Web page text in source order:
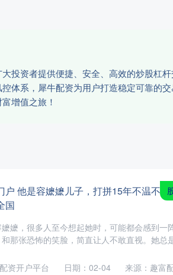
投资者提供便捷、安全、高效的炒股杠
体系，犀牛配资为用户打造稳定可靠的
增值之旅！
户 他是容嬷嬷儿子，打拼15年不温不
国
嬷，很多人至今想起她时，可能都会感到一
那张恐怖的笑脸，简直让人不敢直视。她总
日期：02-04 来源：趣富
资开户平台